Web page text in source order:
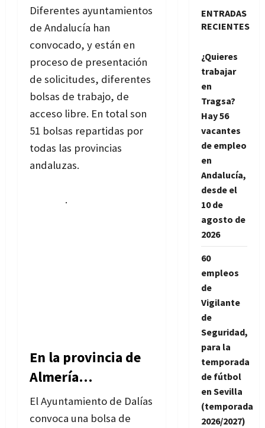
Diferentes ayuntamientos
de Andalucía han
convocado, y están en
proceso de presentación
de solicitudes, diferentes
bolsas de trabajo, de
acceso libre. En total son
51 bolsas repartidas por
todas las provincias
andaluzas.
.
En la provincia de
Almería…
El Ayuntamiento de Dalías
convoca una bolsa de
ENTRADAS
RECIENTES
¿Quieres
trabajar
en
Tragsa?
Hay 56
vacantes
de empleo
en
Andalucía,
desde el
10 de
agosto de
2026
60
empleos
de
Vigilante
de
Seguridad,
para la
temporada
de fútbol
en Sevilla
(temporada
2026/2027)